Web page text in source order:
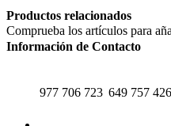
Productos relacionados
Comprueba los artículos para
Información de Contacto
977 706 723 649 757 426